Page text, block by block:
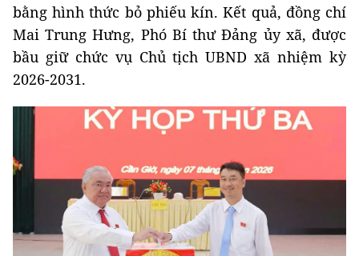
bằng hình thức bỏ phiếu kín. Kết quả, đồng chí
Mai Trung Hưng, Phó Bí thư Đảng ủy xã, được
bầu giữ chức vụ Chủ tịch UBND xã nhiệm kỳ
2026-2031.